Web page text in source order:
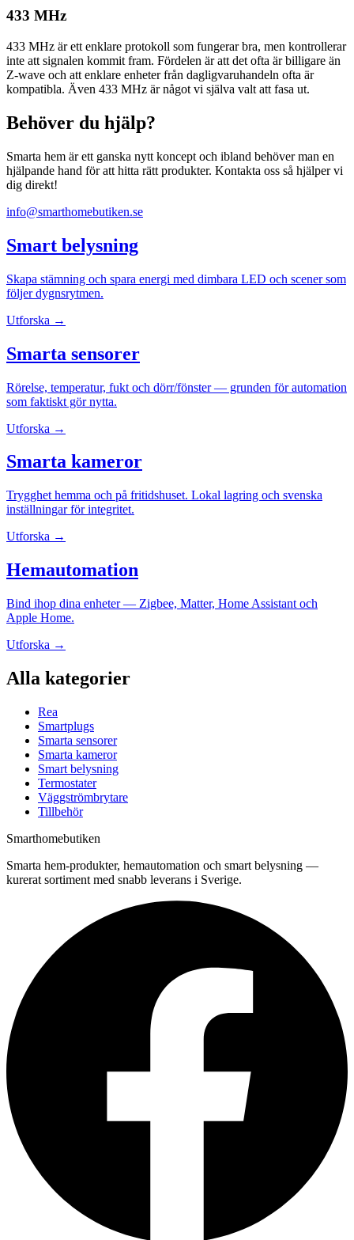
433 MHz
433 MHz är ett enklare protokoll som fungerar bra, men kontrollerar
inte att signalen kommit fram. Fördelen är att det ofta är billigare än
Z-wave och att enklare enheter från dagligvaruhandeln ofta är
kompatibla. Även 433 MHz är något vi själva valt att fasa ut.
Behöver du hjälp?
Smarta hem är ett ganska nytt koncept och ibland behöver man en
hjälpande hand för att hitta rätt produkter. Kontakta oss så hjälper vi
dig direkt!
info@smarthomebutiken.se
Smart belysning
Skapa stämning och spara energi med dimbara LED och scener som
följer dygnsrytmen.
Utforska →
Smarta sensorer
Rörelse, temperatur, fukt och dörr/fönster — grunden för automation
som faktiskt gör nytta.
Utforska →
Smarta kameror
Trygghet hemma och på fritidshuset. Lokal lagring och svenska
inställningar för integritet.
Utforska →
Hemautomation
Bind ihop dina enheter — Zigbee, Matter, Home Assistant och
Apple Home.
Utforska →
Alla kategorier
Rea
Smartplugs
Smarta sensorer
Smarta kameror
Smart belysning
Termostater
Väggströmbrytare
Tillbehör
Smarthomebutiken
Smarta hem-produkter, hemautomation och smart belysning —
kurerat sortiment med snabb leverans i Sverige.